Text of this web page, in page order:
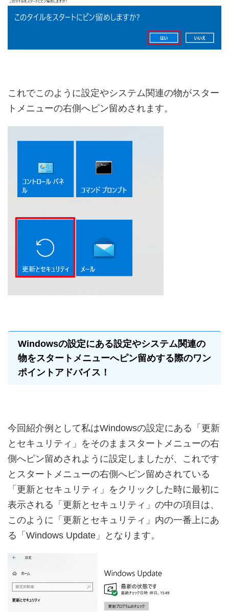
これでこのように設定やシステム関連の物がスター
トメニューの右側へピン留めされます。
Windowsの設定にある設定やシステム関連の
物をスタートメニューへピン留めする際のワン
ポイントアドバイス！
今回紹介例として私はWindowsの設定にある「更新
とセキュリティ」をそのままスタートメニューの右
側へピン留めされように設定しましたが、これです
とスタートメニューの右側へピン留めされている
「更新とセキュリティ」をクリックした時に最初に
表示される「更新とセキュリティ」の中の項目は、
このように「更新とセキュリティ」内の一番上にあ
る「Windows Update」となります。